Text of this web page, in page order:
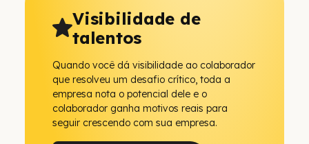
Visibilidade de
talentos
Quando você dá visibilidade ao colaborador
que resolveu um desafio crítico, toda a
empresa nota o potencial dele e o
colaborador ganha motivos reais para
seguir crescendo com sua empresa.